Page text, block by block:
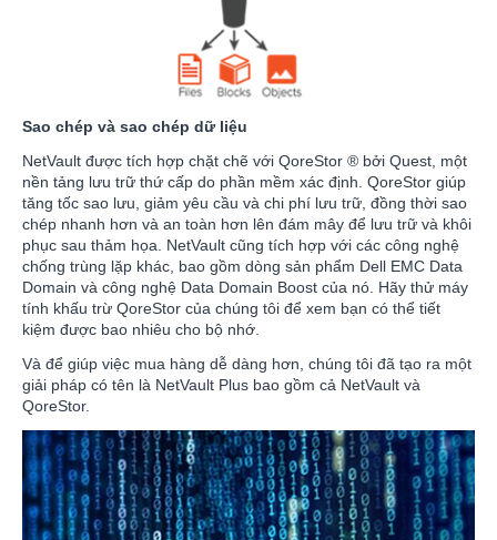
Sao chép và sao chép dữ liệu
NetVault được tích hợp chặt chẽ với QoreStor ® bởi Quest, một
nền tảng lưu trữ thứ cấp do phần mềm xác định. QoreStor giúp
tăng tốc sao lưu, giảm yêu cầu và chi phí lưu trữ, đồng thời sao
chép nhanh hơn và an toàn hơn lên đám mây để lưu trữ và khôi
phục sau thảm họa. NetVault cũng tích hợp với các công nghệ
chống trùng lặp khác, bao gồm dòng sản phẩm Dell EMC Data
Domain và công nghệ Data Domain Boost của nó. Hãy thử máy
tính khấu trừ QoreStor của chúng tôi để xem bạn có thể tiết
kiệm được bao nhiêu cho bộ nhớ.
Và để giúp việc mua hàng dễ dàng hơn, chúng tôi đã tạo ra một
giải pháp có tên là NetVault Plus bao gồm cả NetVault và
QoreStor.